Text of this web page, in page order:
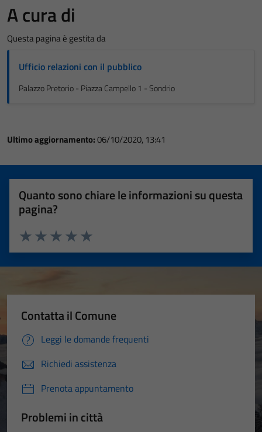
A cura di
Questa pagina è gestita da
Ufficio relazioni con il pubblico
Palazzo Pretorio - Piazza Campello 1 - Sondrio
Ultimo aggiornamento:06/10/2020, 13:41
Quanto sono chiare le informazioni su questa
pagina?
Valuta 5 stelle su 5
Valuta 4 stelle su 5
Valuta 3 stelle su 5
Valuta 2 stelle su 5
Valuta 1 stelle su 5
Contatta il Comune
Leggi le domande frequenti
Richiedi assistenza
Prenota appuntamento
Problemi in città